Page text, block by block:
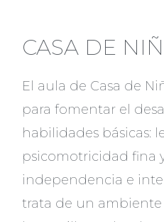
CASA DE
El aula de Casa de
para fomentar el
habilidades básicas:
psicomotricidad fina
independencia e
trata de un